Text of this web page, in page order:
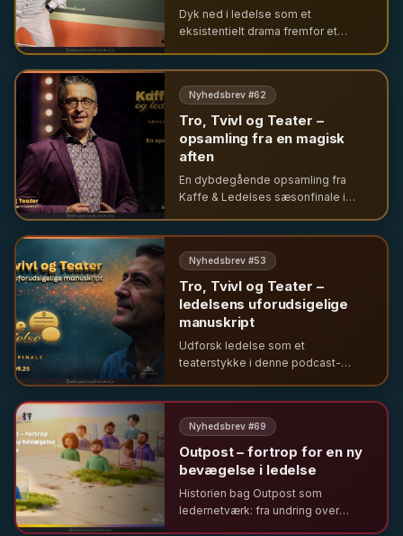
Dyk ned i ledelse som et
eksistentielt drama fremfor et
indsigt og autentisk lederskab.
Nyhedsbrev #62
Tro, Tvivl og Teater –
opsamling fra en magisk
aften
En dybdegående opsamling fra
Kaffe & Ledelses sæsonfinale i
unge ledere.
Nyhedsbrev #53
Tro, Tvivl og Teater –
ledelsens uforudsigelige
manuskript
Udforsk ledelse som et
teaterstykke i denne podcast-
lederroller.
Nyhedsbrev #69
Outpost – fortrop for en ny
bevægelse i ledelse
Historien bag Outpost som
ledernetværk: fra undring over